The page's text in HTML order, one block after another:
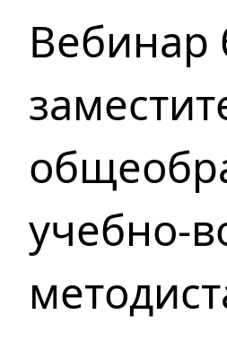
Вебинар
учебно-